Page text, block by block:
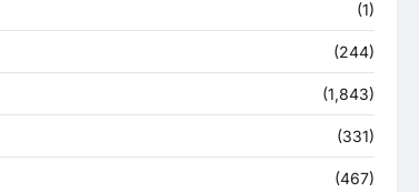
(1)
(244)
(1,843)
(331)
(467)